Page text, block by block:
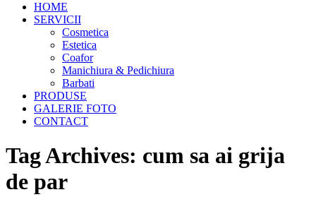
HOME
SERVICII
Cosmetica
Estetica
Coafor
Manichiura & Pedichiura
Barbati
PRODUSE
GALERIE FOTO
CONTACT
Tag Archives: cum sa ai grija
de par